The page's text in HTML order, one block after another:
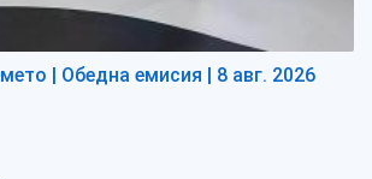
| Обедна емисия | 8 авг. 2026